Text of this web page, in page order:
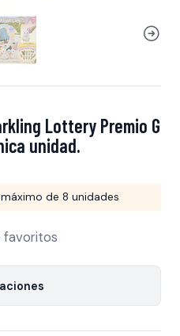
Lottery Premio G
unidad.
de 8 unidades
favoritos